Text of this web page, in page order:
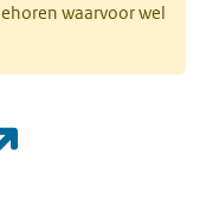
waarvoor wel